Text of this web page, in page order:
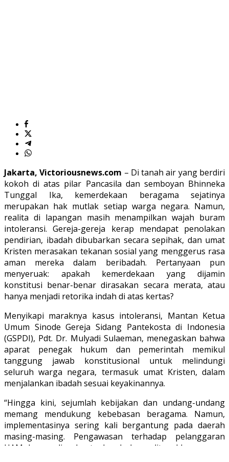
Jakarta, Victoriousnews.com – Di tanah air yang berdiri
kokoh di atas pilar Pancasila dan semboyan Bhinneka
Tunggal Ika, kemerdekaan beragama sejatinya
merupakan hak mutlak setiap warga negara. Namun,
realita di lapangan masih menampilkan wajah buram
intoleransi. Gereja-gereja kerap mendapat penolakan
pendirian, ibadah dibubarkan secara sepihak, dan umat
Kristen merasakan tekanan sosial yang menggerus rasa
aman mereka dalam beribadah. Pertanyaan pun
menyeruak: apakah kemerdekaan yang dijamin
konstitusi benar-benar dirasakan secara merata, atau
hanya menjadi retorika indah di atas kertas?
Menyikapi maraknya kasus intoleransi, Mantan Ketua
Umum Sinode Gereja Sidang Pantekosta di Indonesia
(GSPDI), Pdt. Dr. Mulyadi Sulaeman, menegaskan bahwa
aparat penegak hukum dan pemerintah memikul
tanggung jawab konstitusional untuk melindungi
seluruh warga negara, termasuk umat Kristen, dalam
menjalankan ibadah sesuai keyakinannya.
“Hingga kini, sejumlah kebijakan dan undang-undang
memang mendukung kebebasan beragama. Namun,
implementasinya sering kali bergantung pada daerah
masing-masing. Pengawasan terhadap pelanggaran
HAM harus diperkuat, dan hukum ditegakkan secara